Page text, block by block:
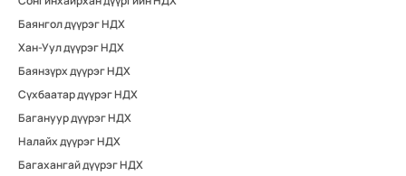
Баянгол дүүрэг НДХ
Хан-Уул дүүрэг НДХ
Баянзүрх дүүрэг НДХ
Сүхбаатар дүүрэг НДХ
Багануур дүүрэг НДХ
Налайх дүүрэг НДХ
Багахангай дүүрэг НДХ